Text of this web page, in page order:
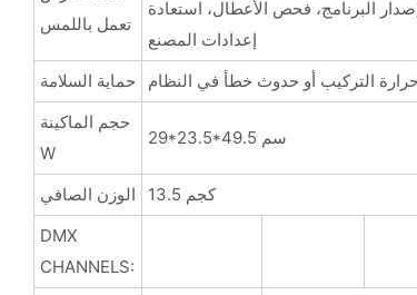
تعمل باللمس
البرنامج، فحص الأعطال، استعادة
إعدادات المصنع
حماية السلامة
حرارة التركيب أو حدوث خطأ في النظام
حجم الماكينة
W
29*23.5*49.5 سم
الوزن الصافي
13.5 كجم
DMX
CHANNELS: